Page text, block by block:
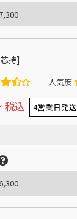
持]
人気度
税込 4営業日発送